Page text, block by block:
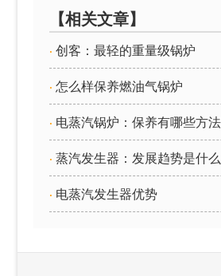
【相关文章】
· 创客：最轻的重量级锅炉
· 怎么样保养燃油气锅炉
· 电蒸汽锅炉：保养有哪些方
· 蒸汽发生器：发展趋势是什
· 电蒸汽发生器优势